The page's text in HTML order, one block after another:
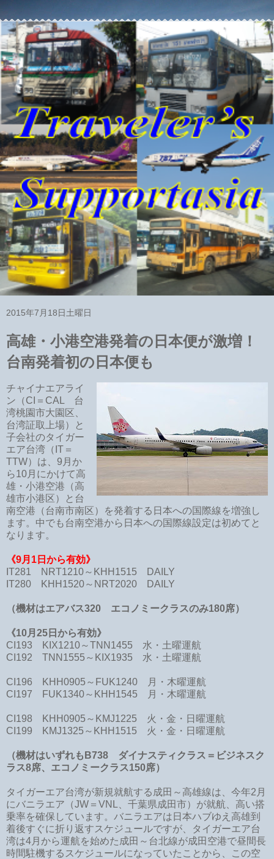
2015年7月18日土曜日
高雄・小港空港発着の日本便が激増！
台南発着初の日本便も
チャイナエアライ
ン（CI＝CAL 台
湾桃園市大園区、
台湾証取上場）と
子会社のタイガー
エア台湾（IT＝
TTW）は、9月か
ら10月にかけて高
雄・小港空港（高
雄市小港区）と台
南空港（台南市南区）を発着する日本への国際線を増強し
ます。中でも台南空港から日本への国際線設定は初めてと
なります。
《9月1日から有効》
IT281 NRT1210～KHH1515 DAILY
IT280 KHH1520～NRT2020 DAILY
（機材はエアバス320 エコノミークラスのみ180席）
《10月25日から有効》
CI193 KIX1210～TNN1455
水・土曜運航
CI192 TNN1555～KIX1935 水・土曜運航
CI196 KHH0905～FUK1240 月・木曜運航
CI197 FUK1340～KHH1545 月・木曜運航
CI198 KHH0905～KMJ1225 火・金・日曜運航
CI199 KMJ1325～KHH1515 火・金・日曜運航
（機材はいずれもB738 ダイナスティクラス＝ビジネスク
ラス8席、エコノミークラス150席）
タイガーエア台湾が新規就航する成田～高雄線は、今年2月
にバニラエア（JW＝VNL、千葉県成田市）が就航、高い搭
乗率を確保しています。バニラエアは日本ハブゆえ高雄到
着後すぐに折り返すスケジュールですが、タイガーエア台
湾は4月から運航を始めた成田～台北線が成田空港で昼間長
時間駐機するスケジュールになっていたことから、この空